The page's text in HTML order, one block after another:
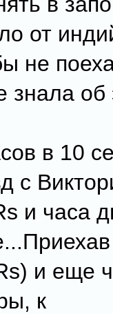
от
не
знала об
в 10
с
и часа
и еще
к